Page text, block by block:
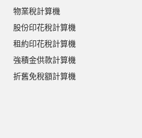
物業稅計算機
股份印花稅計算機
租約印花稅計算機
強積金供款計算機
折舊免稅額計算機